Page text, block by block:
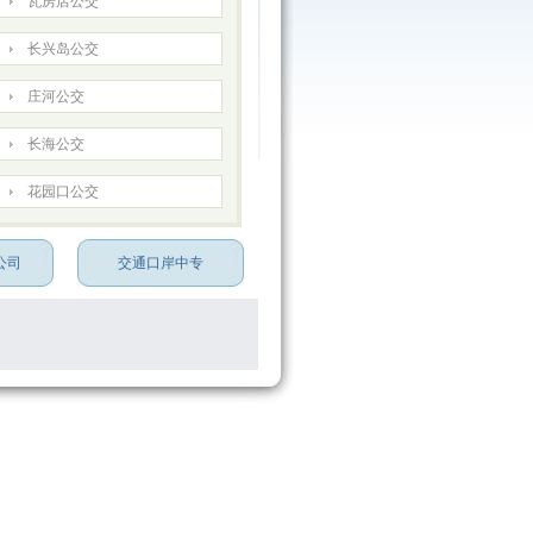
长兴岛公交
庄河公交
长海公交
花园口公交
司 交通口岸中专